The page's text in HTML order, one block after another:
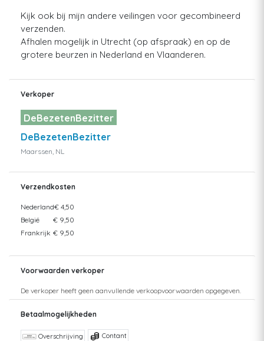
Kijk ook bij mijn andere veilingen voor gecombineerd
verzenden.
Afhalen mogelijk in Utrecht (op afspraak) en op de
grotere beurzen in Nederland en Vlaanderen.
Verkoper
DeBezetenBezitter
DeBezetenBezitter
Maarssen, NL
Verzendkosten
Nederland€ 4,50
België
€ 9,50
Frankrijk € 9,50
Voorwaarden verkoper
De verkoper heeft geen aanvullende verkoopvoorwaarden opgegeven.
Betaalmogelijkheden
Overschrijving Contant